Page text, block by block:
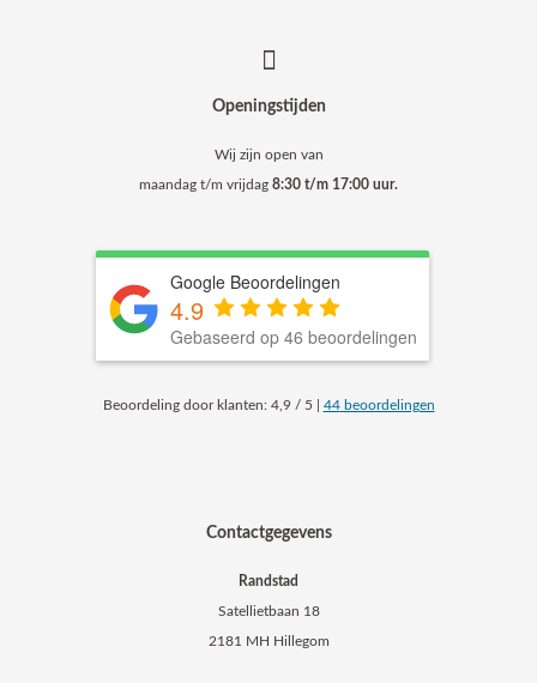
Openingstijden
Wij zijn open van
maandag t/m vrijdag 8:30 t/m 17:00 uur.
Google Beoordelingen
4.9
Gebaseerd op 46 beoordelingen
Beoordelingdoor klanten: 4,9/ 5 44beoordelingen
Contactgegevens
Randstad
Satellietbaan 18
2181 MH Hillegom